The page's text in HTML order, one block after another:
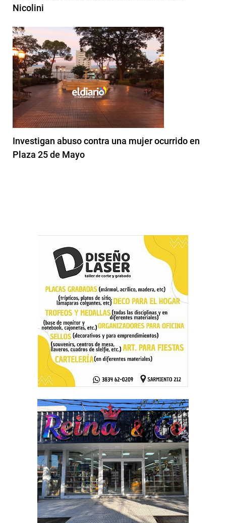
Nicolini
Investigan abuso contra una mujer ocurrido en
Plaza 25 de Mayo